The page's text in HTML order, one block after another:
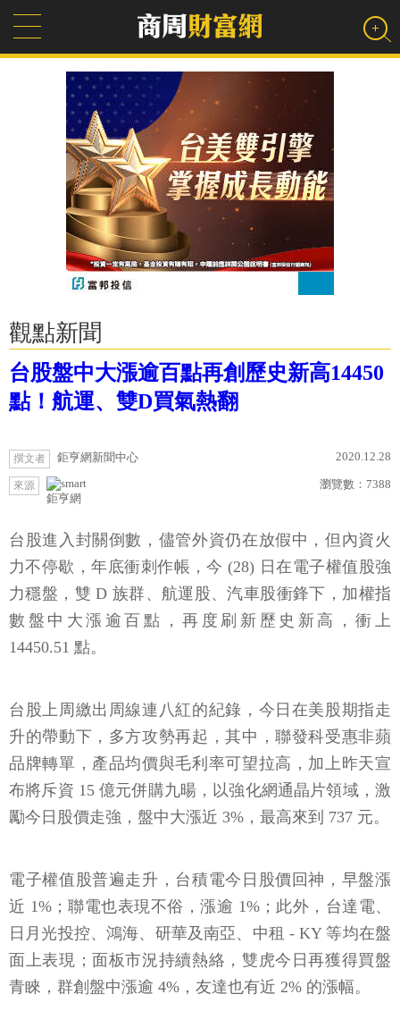
觀點新聞
台股盤中大漲逾百點再創歷史新高14450
點！航運、雙D買氣熱翻
撰文者 鉅亨網新聞中心 2020.12.28
來源
鉅亨網
瀏覽數： 7388
台股進入封關倒數，儘管外資仍在放假中，但內資火
力不停歇，年底衝刺作帳，今 (28) 日在電子權值股強
力穩盤，雙 D 族群、航運股、汽車股衝鋒下，加權指
數盤中大漲逾百點，再度刷新歷史新高，衝上
14450.51 點。
台股上周繳出周線連八紅的紀錄，今日在美股期指走
升的帶動下，多方攻勢再起，其中，聯發科受惠非蘋
品牌轉單，產品均價與毛利率可望拉高，加上昨天宣
布將斥資 15 億元併購九暘，以強化網通晶片領域，激
勵今日股價走強，盤中大漲近 3%，最高來到 737 元。
電子權值股普遍走升，台積電今日股價回神，早盤漲
近 1%；聯電也表現不俗，漲逾 1%；此外，台達電、
日月光投控、鴻海、研華及南亞、中租 - KY 等均在盤
面上表現；面板市況持續熱絡，雙虎今日再獲得買盤
青睞，群創盤中漲逾 4%，友達也有近 2% 的漲幅。